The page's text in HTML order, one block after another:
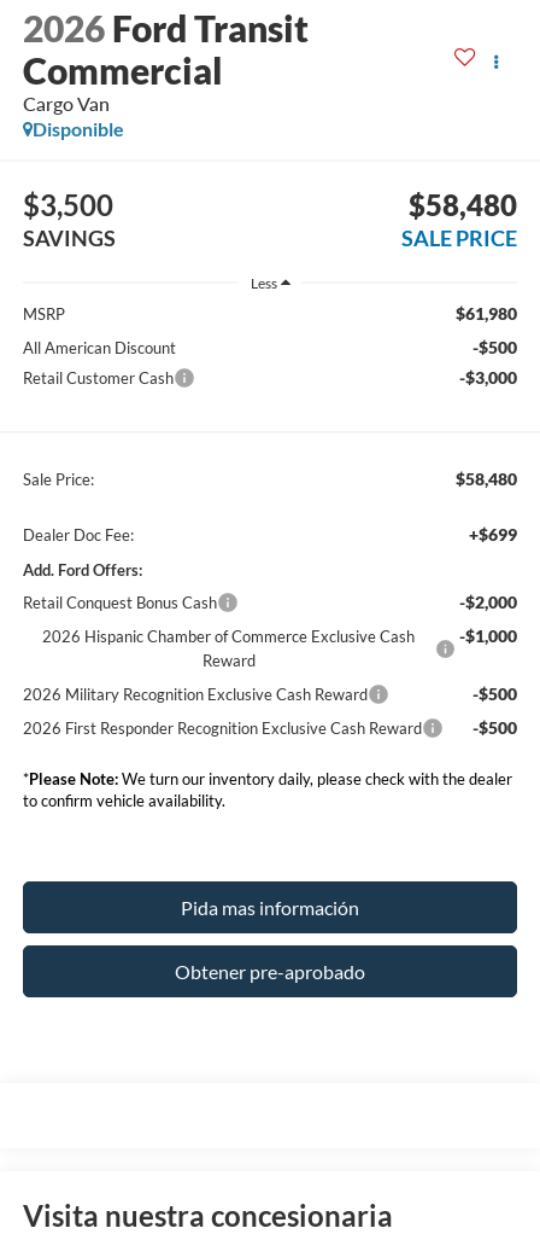
2026 Ford Transit
Commercial
Cargo Van
Disponible
$3,500
SAVINGS
$58,480
SALE PRICE
Less
MSRP $61,980
All American Discount -$500
Retail Customer Cash -$3,000
Sale Price: $58,480
Dealer Doc Fee: +$699
Add. Ford Offers:
Retail Conquest Bonus Cash
-$2,000
2026 Hispanic Chamber of Commerce Exclusive Cash
Reward
-$1,000
2026 Military Recognition Exclusive Cash Reward -$500
2026 First Responder Recognition Exclusive Cash Reward -$500
*Please Note:We turn our inventory daily, please check with the dealer
to confirm vehicle availability.
Pida mas información
Obtener pre-aprobado
Visita nuestra concesionaria